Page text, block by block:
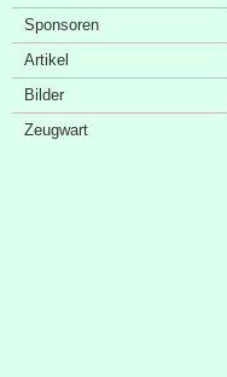
Sponsoren
Artikel
Bilder
Zeugwart